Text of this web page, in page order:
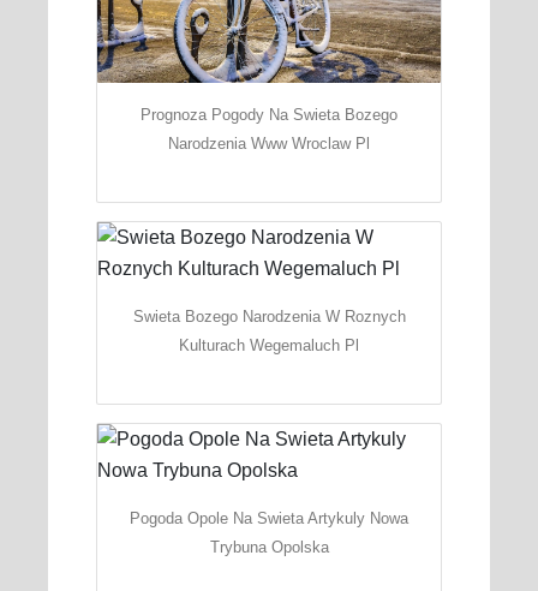
Prognoza Pogody Na Swieta Bozego
Narodzenia Www Wroclaw Pl
Swieta Bozego Narodzenia W Roznych
Kulturach Wegemaluch Pl
Pogoda Opole Na Swieta Artykuly Nowa
Trybuna Opolska